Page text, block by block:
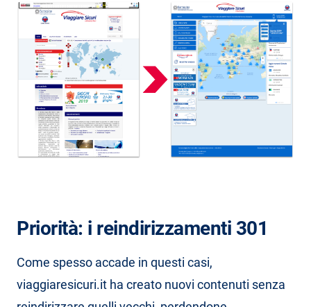
Priorità: i reindirizzamenti 301
Come spesso accade in questi casi,
viaggiaresicuri.it ha creato nuovi contenuti senza